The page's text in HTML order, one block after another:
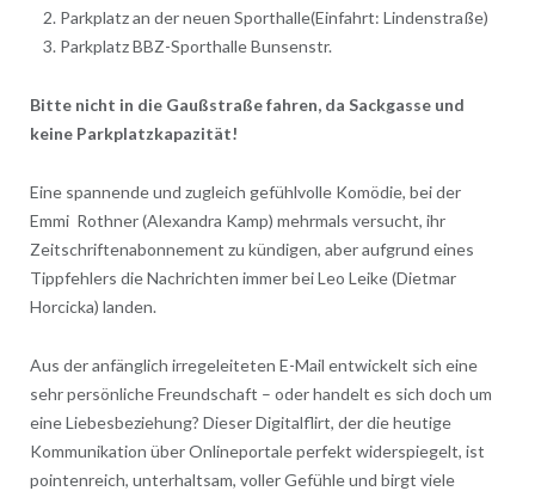
Parkplatz an der neuen Sporthalle(Einfahrt: Lindenstraße)
Parkplatz BBZ-Sporthalle Bunsenstr.
Bitte nicht in die Gaußstraße fahren, da Sackgasse und
keine Parkplatzkapazität!
Eine spannende und zugleich gefühlvolle Komödie, bei der
Emmi Rothner (Alexandra Kamp) mehrmals versucht, ihr
Zeitschriftenabonnement zu kündigen, aber aufgrund eines
Tippfehlers die Nachrichten immer bei Leo Leike (Dietmar
Horcicka) landen.
Aus der anfänglich irregeleiteten E-Mail entwickelt sich eine
sehr persönliche Freundschaft – oder handelt es sich doch um
eine Liebesbeziehung? Dieser Digitalflirt, der die heutige
Kommunikation über Onlineportale perfekt widerspiegelt, ist
pointenreich, unterhaltsam, voller Gefühle und birgt viele